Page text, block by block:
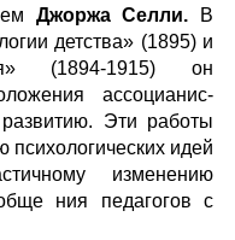
Джоржа Селли.
В
детства» (1895) и
(1894-1915) он
ассоцианис-
развитию. Эти работы
психологических идей
изменению
ния педагогов с